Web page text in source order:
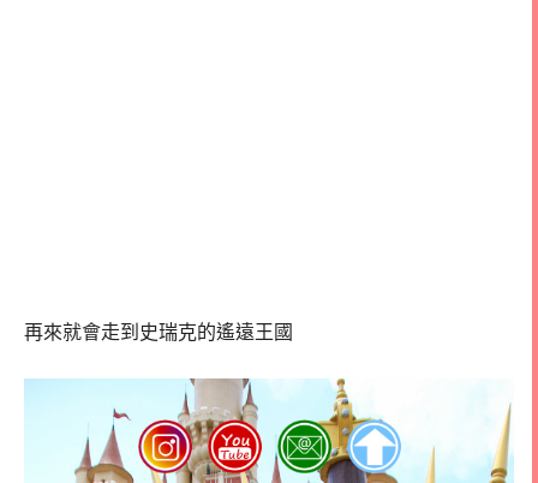
再來就會走到史瑞克的遙遠王國